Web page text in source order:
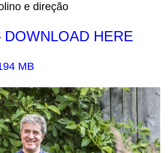
e direção
HERE
MB